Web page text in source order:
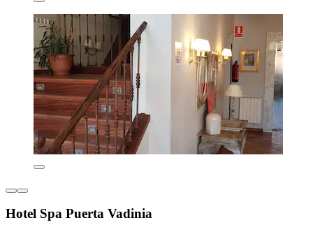
Hotel Spa Puerta Vadinia